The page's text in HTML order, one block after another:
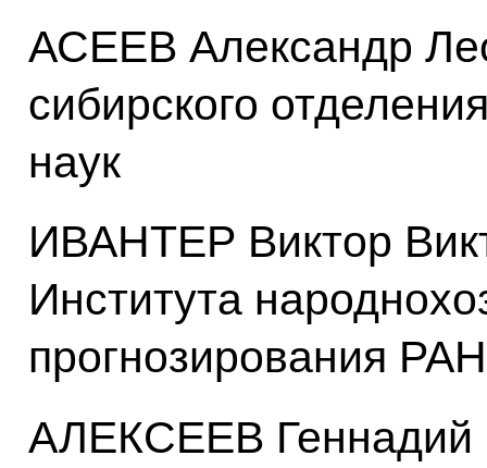
АСЕЕВ Александр
сибирского
наук
ИВАНТЕР Виктор
Института
прогнозирования
АЛЕКСЕЕВ Геннадий